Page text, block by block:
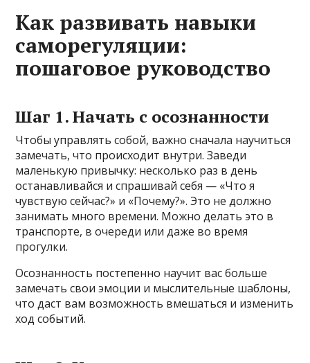
Как развивать навыки
саморегуляции:
пошаговое руководство
Шаг 1. Начать с осознанности
Чтобы управлять собой, важно сначала научиться
замечать, что происходит внутри. Заведи
маленькую привычку: несколько раз в день
останавливайся и спрашивай себя — «Что я
чувствую сейчас?» и «Почему?». Это не должно
занимать много времени. Можно делать это в
транспорте, в очереди или даже во время
прогулки.
Осознанность постепенно научит вас больше
замечать свои эмоции и мыслительные шаблоны,
что даст вам возможность вмешаться и изменить
ход событий.